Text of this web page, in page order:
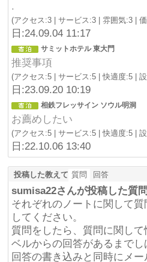
.
(アクセス:3 | サービス:3 | 雰囲気:3 |
日:24.09.04 11:17
サミットホテル 東大門
推奨事項
(アクセス:5 | サービス:5 | 快適度:5 |
日:23.09.20 10:19
相鉄フレッサイン ソウル明洞
お薦めしたい
(アクセス:5 | サービス:5 | 快適度:5 |
日:22.10.06 13:40
投稿した教えて 質問 回答
sumisa22さんが投稿した質
それぞれのノートに関して
してください。
質問をしたら、質問に関し
ベルからの回答があるまで
回答の書き込みと同時にメ